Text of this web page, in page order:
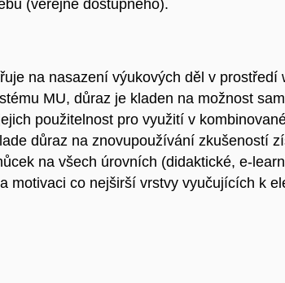
(veřejně dostupného).
na nasazení výukových děl v prostředí
MU, důraz je kladen na možnost
použitelnost pro využití v
důraz na znovupoužívání zkušeností
na všech úrovních (didaktické, e-
motivaci co nejširší vrstvy vyučujících k